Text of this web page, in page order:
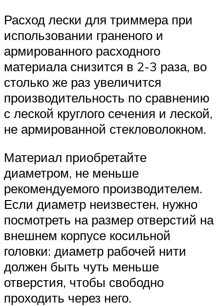
Расход лески для триммера при
использовании граненого и
армированного расходного
материала снизится в 2-3 раза, во
столько же раз увеличится
производительность по сравнению
с леской круглого сечения и леской,
не армированной стекловолокном.
Материал приобретайте
диаметром, не меньше
рекомендуемого производителем.
Если диаметр неизвестен, нужно
посмотреть на размер отверстий на
внешнем корпусе косильной
головки: диаметр рабочей нити
должен быть чуть меньше
отверстия, чтобы свободно
проходить через него.